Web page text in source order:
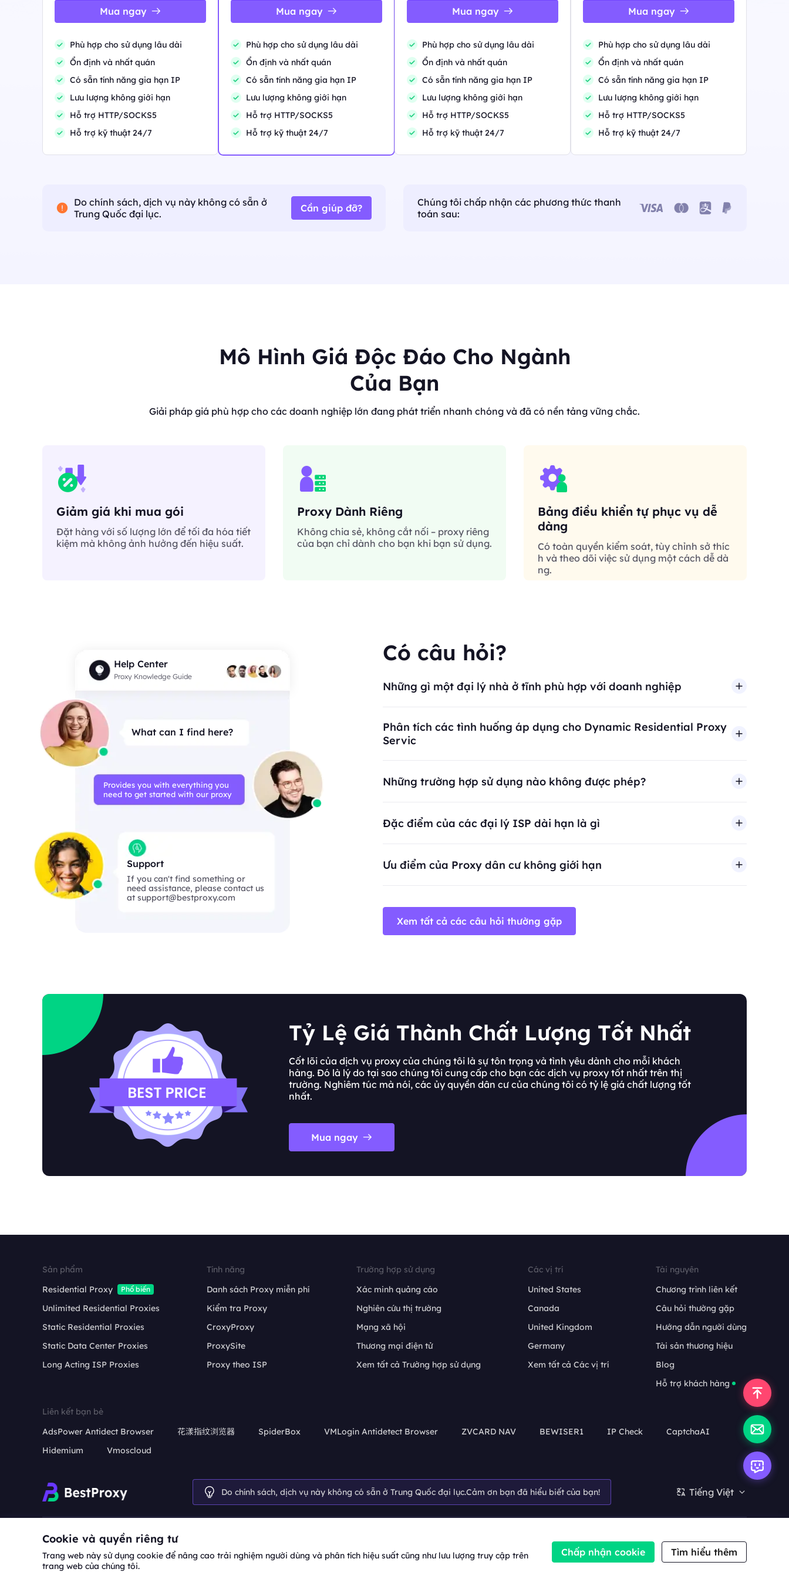
Long Acting ISP Proxies
Long Acting ISP Proxies
Kết hợp các lợi thế của trung tâm dữ liệu và IP dân
cư để sử dụng linh hoạt và lâu bền.
$-/GB
Quản lý nhiều tài khoản với các kết nối ổn định và
riêng biệt.
Giám sát đánh giá
Theo dõi phản hồi của khách hàng từ nhiều nguồn.
Thương mại điện tử
Truy cập dữ liệu thương mại điện tử quý giá bằng
nhiều hơn nữa.
0IPs
Canada
m
Germany
0IPs >Tất cả các vị trí
Mua ngay
Phù hợp cho sử dụng lâu dài
Ổn định và nhất quán
Có sẵn tính năng gia hạn IP
Lưu lượng không giới hạn
Hỗ trợ HTTP/SOCKS5
Hỗ trợ kỹ thuật 24/7
Mua ngay
Phù hợp cho sử dụng lâu dài
Ổn định và nhất quán
Có sẵn tính năng gia hạn IP
Lưu lượng không giới hạn
Hỗ trợ HTTP/SOCKS5
Hỗ trợ kỹ thuật 24/7
Mua ngay
Phù hợp cho sử dụng lâu dài
Ổn định và nhất quán
Có sẵn tính năng gia hạn IP
Lưu lượng không giới hạn
Hỗ trợ HTTP/SOCKS5
Hỗ trợ kỹ thuật 24/7
Mua ngay
Phù hợp cho sử dụng lâu dài
Ổn định và nhất quán
Có sẵn tính năng gia hạn IP
Lưu lượng không giới hạn
Hỗ trợ HTTP/SOCKS5
Hỗ trợ kỹ thuật 24/7
Do chính sách, dịch vụ này không có sẵn ở
Trung Quốc đại lục.
Cần giúp đỡ?
Chúng tôi chấp nhận các phương thức thanh
toán sau:
Mô Hình Giá Độc Đáo Cho Ngành
Của Bạn
Giải pháp giá phù hợp cho các doanh nghiệp lớn đang phát triển nhanh chóng và đã có nền tảng vững chắc.
Giảm giá khi mua gói
Đặt hàng với số lượng lớn để tối đa hóa tiết
kiệm mà không ảnh hưởng đến hiệu suất.
Proxy Dành Riêng
Không chia sẻ, không cắt nối – proxy riêng
của bạn chỉ dành cho bạn khi bạn sử dụng.
Bảng điều khiển tự phục vụ dễ
dàng
Có toàn quyền kiểm soát, tùy chỉnh sở thíc
h và theo dõi việc sử dụng một cách dễ dà
ng.
Help Center
Proxy Knowledge Guide
What can I find here?
Provides you with everything you
need to get started with our proxy
Support
If you can't find something or
need assistance, please contact us
at support@bestproxy.com
Có câu hỏi?
Những gì một đại lý nhà ở tĩnh phù hợp với doanh nghiệp
Phân tích các tình huống áp dụng cho Dynamic Residential Proxy
Servic
Những trường hợp sử dụng nào không được phép?
BestProxy không hỗ trợ gian lận, spam, tương tác giả mạo, lạm dụng thông tin đăng
Đặc điểm của các đại lý ISP dài hạn là gì
Ưu điểm của Proxy dân cư không giới hạn
Xem tất cả các câu hỏi thường gặp
Tỷ Lệ Giá Thành Chất Lượng Tốt Nhất
Cốt lõi của dịch vụ proxy của chúng tôi là sự tôn trọng và tình yêu dành cho mỗi khách
hàng. Đó là lý do tại sao chúng tôi cung cấp cho bạn các dịch vụ proxy tốt nhất trên thị
trường. Nghiêm túc mà nói, các ủy quyền dân cư của chúng tôi có tỷ lệ giá chất lượng tốt
nhất.
Mua ngay
Sản phẩm
Residential Proxy
Phổ biến
Unlimited Residential Proxies
Static Residential Proxies
Static Data Center Proxies
Long Acting ISP Proxies
Tính năng
Danh sách Proxy miễn phí
Kiểm tra Proxy
CroxyProxy
ProxySite
Proxy theo ISP
Trường hợp sử dụng
Xác minh quảng cáo
Nghiên cứu thị trường
Mạng xã hội
Thương mại điện tử
Xem tất cả Trường hợp sử dụng
Các vị trí
United States
Canada
United Kingdom
Germany
Xem tất cả Các vị trí
Tài nguyên
Chương trình liên kết
Câu hỏi thường gặp
Hướng dẫn người dùng
Tài sản thương hiệu
Blog
Hỗ trợ khách hàng
Liên kết bạn bè
AdsPower Antidect Browser
花漾指纹浏览器 SpiderBox VMLogin Antidetect Browser ZVCARD NAV BEWISER1 IP Check
CaptchaAI
Hidemium
Vmoscloud
Do chính sách, dịch vụ này không có sẵn ở Trung Quốc đại lục.Cảm ơn bạn đã hiểu biết của bạn! Tiếng Việt
Hợp tác: michael.wang@bestproxy.com
Cookie và quyền riêng tư
Trang web này sử dụng cookie để nâng cao trải nghiệm người dùng và phân tích hiệu suất cũng như lưu lượng truy cập trên
trang web của chúng tôi.
Chấp nhận cookie Tìm hiểu thêm